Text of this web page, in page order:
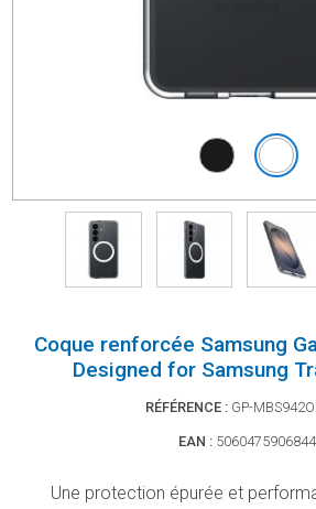
Coque renforcée Samsung
Designed for Samsung
RÉFÉRENCE : GP-
EAN : 5060475906844
Une protection épurée et